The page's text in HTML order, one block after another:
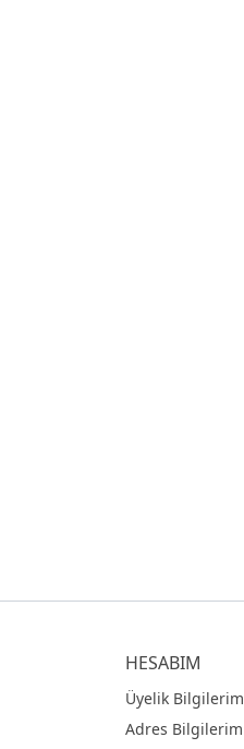
HESABIM
Üyelik Bilgilerim
Adres Bilgilerim